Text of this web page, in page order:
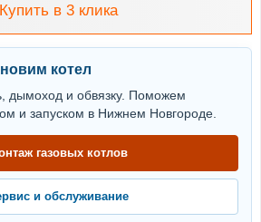
Купить в 3 клика
котел
дымоход и обвязку. Поможем
и запуском в Нижнем Новгороде.
газовых котлов
и обслуживание